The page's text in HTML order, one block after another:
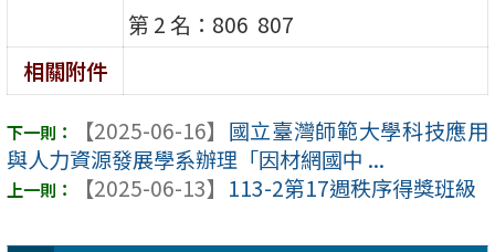
第 2 名：806 807
相關附件
【2025-06-16】 國立臺灣師範大學科技應用
與人力資源發展學系辦理「因材網國中 ...
【2025-06-13】 113-2第17週秩序得獎班級